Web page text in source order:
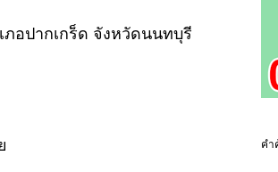
อปากเกร็ด จังหวัดนนทบุรี
คำ